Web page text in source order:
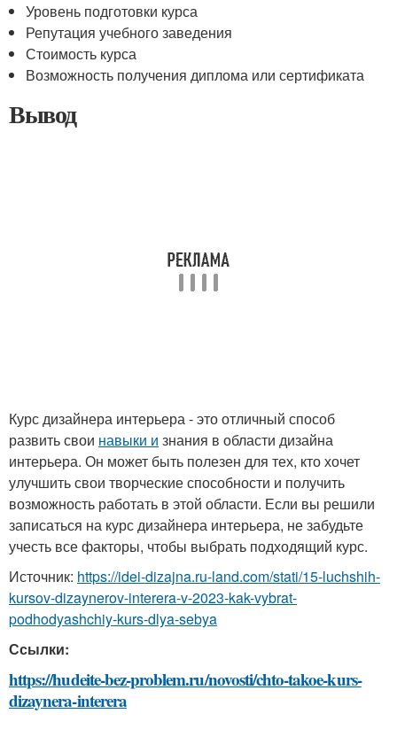
Уровень подготовки курса
Репутация учебного заведения
Стоимость курса
Возможность получения диплома или сертификата
Вывод
Курс дизайнера интерьера - это отличный способ
развить свои навыки и знания в области дизайна
интерьера. Он может быть полезен для тех, кто хочет
улучшить свои творческие способности и получить
возможность работать в этой области. Если вы решили
записаться на курс дизайнера интерьера, не забудьте
учесть все факторы, чтобы выбрать подходящий курс.
Источник: https://idei-dizajna.ru-land.com/stati/15-luchshih-
kursov-dizaynerov-interera-v-2023-kak-vybrat-
podhodyashchiy-kurs-dlya-sebya
Ссылки:
https://hudeite-bez-problem.ru/novosti/chto-takoe-kurs-
dizaynera-interera